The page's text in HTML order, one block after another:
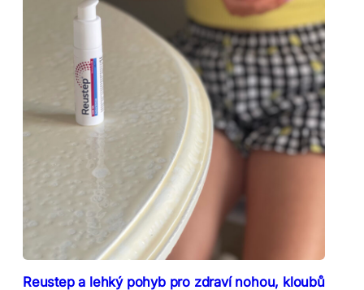
Reustep a lehký pohyb pro zdraví nohou, kloubů